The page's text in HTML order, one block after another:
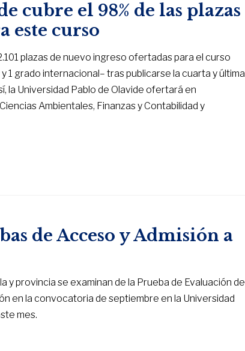
cubre el 98% de las plazas
este curso
plazas de nuevo ingreso ofertadas para el curso
1 grado internacional– tras publicarse la cuarta y última
la Universidad Pablo de Olavide ofertará en
Ambientales, Finanzas y Contabilidad y
de Acceso y Admisión a
provincia se examinan de la Prueba de Evaluación de
en la convocatoria de septiembre en la Universidad
mes.